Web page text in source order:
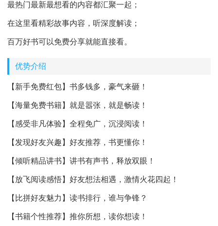
最热门最新最想看的内容都汇聚一起；
在这里看精彩故事内容，听深度解读；
百万好书可以免费分享就能直接看。
优势介绍
【新手免费红包】书多钱多，豪气来砸！
【海量免费书籍】就是嚣张，就是畅读！
【感受非凡体验】全程免广，沉浸阅读！
【发现好友兴趣】好友推荐，书更懂你！
【倾听精品讲书】讲书有声书，释放双眼！
【放飞阅读感悟】好友想法相遇，激情火花四起！
【比拼好友魅力】读书排行，谁与争锋？
【书籍个性推荐】推你所想，读你想读！